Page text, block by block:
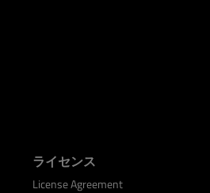
ライセンス
License Agreement